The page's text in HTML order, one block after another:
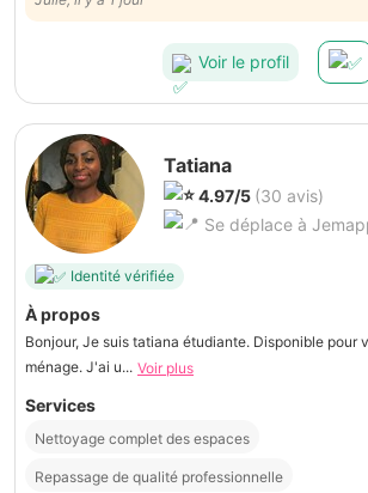
Voir le profil
Tatiana
4.97/5 (30 avis)
Se déplace à
Identité vérifiée
À propos
Bonjour, Je suis tatiana étudiante. Disponible pour
ménage. J'ai u... Voir plus
Services
Nettoyage complet des espaces
Repassage de qualité professionnelle